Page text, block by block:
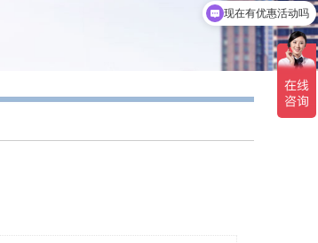
现在有优惠活动吗